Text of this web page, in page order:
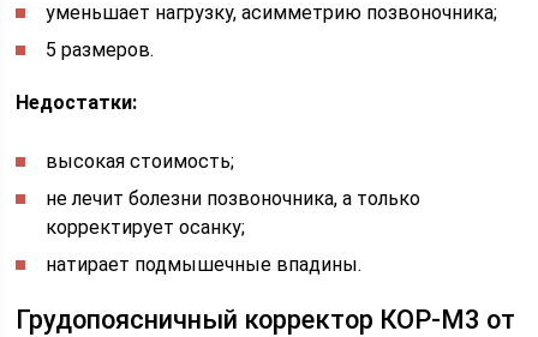
уменьшает нагрузку, асимметрию позвоночника;
5 размеров.
Недостатки:
высокая стоимость;
не лечит болезни позвоночника, а только
корректирует осанку;
натирает подмышечные впадины.
Грудопоясничный корректор КОР-М3 от